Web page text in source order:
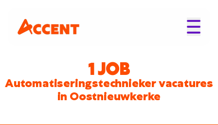
1 JOB
Automatiseringstechnieker vacatures
in Oostnieuwkerke